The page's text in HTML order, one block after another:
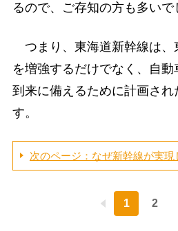
るので、ご存知の方も多いで
つまり、東海道新幹線は、
を増強するだけでなく、自
到来に備えるために計画さ
す。
次のページ：なぜ新幹線が実現
1 2